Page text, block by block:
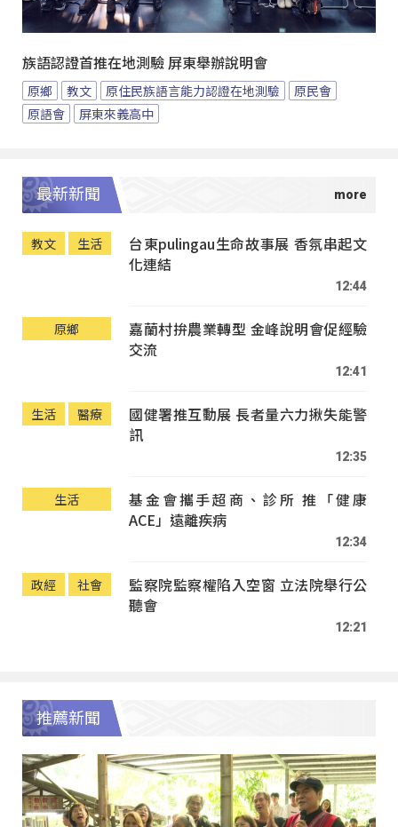
族語認證首推在地測驗 屏東舉辦說明會
原鄉 教文 原住民族語言能力認證在地測驗
原民會
原語會
屏東來義高中
最新新聞
教文 生活
台東pulingau生命故事展 香氛串起文
化連結
12:44
原鄉
嘉蘭村拚農業轉型 金峰說明會促經驗
交流
12:41
生活 醫療
國健署推互動展 長者量六力揪失能警
訊
12:35
生活
基金會攜手超商、診所 推「健康
ACE」遠離疾病
12:34
政經 社會
監察院監察權陷入空窗 立法院舉行公
聽會
12:21
推薦新聞